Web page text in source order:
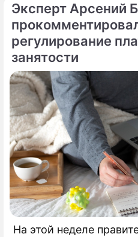
Эксперт Арсений
регулирование
занятости
На этой неделе